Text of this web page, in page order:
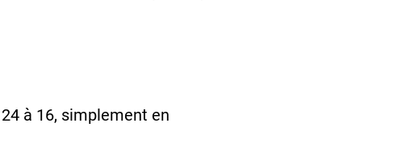
à 16, simplement en